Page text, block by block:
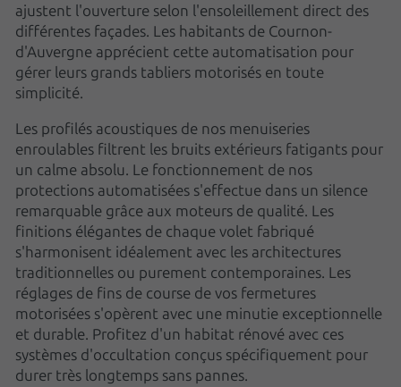
ajustent l'ouverture selon l'ensoleillement direct des
différentes façades. Les habitants de Cournon-
d'Auvergne apprécient cette automatisation pour
gérer leurs grands tabliers motorisés en toute
simplicité.
Les profilés acoustiques de nos menuiseries
enroulables filtrent les bruits extérieurs fatigants pour
un calme absolu. Le fonctionnement de nos
protections automatisées s'effectue dans un silence
remarquable grâce aux moteurs de qualité. Les
finitions élégantes de chaque volet fabriqué
s'harmonisent idéalement avec les architectures
traditionnelles ou purement contemporaines. Les
réglages de fins de course de vos fermetures
motorisées s'opèrent avec une minutie exceptionnelle
et durable. Profitez d'un habitat rénové avec ces
systèmes d'occultation conçus spécifiquement pour
durer très longtemps sans pannes.